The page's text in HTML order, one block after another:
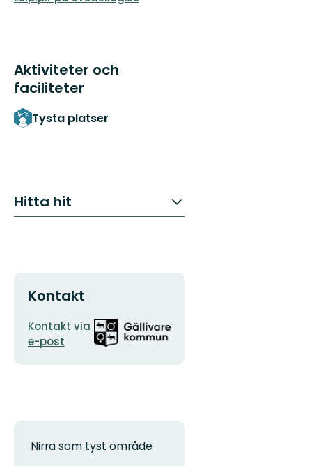
Aktiviteter och
faciliteter
Tysta platser
Hitta hit
Kontakt
E-
postadress
Kontakt via
e-post
Organisationens
logotyp
Nirra som tyst område